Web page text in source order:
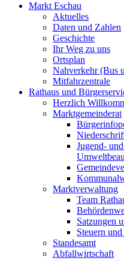
Markt Eschau
Aktuelles
Daten und Zahlen
Geschichte
Ihr Weg zu uns
Ortsplan
Nahverkehr (Bus
Mitfahrzentrale
Rathaus und
Herzlich
Marktgemeinderat
Jugend-
Marktverwaltung
Team
Satzungen
Steuern
Standesamt
Abfallwirtschaft